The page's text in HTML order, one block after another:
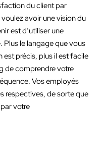
du client par
avoir une vision du
est d’utiliser une
le langage que vous
est précis, plus il est facile
de comprendre votre
Vos employés
respectives, de sorte que
votre